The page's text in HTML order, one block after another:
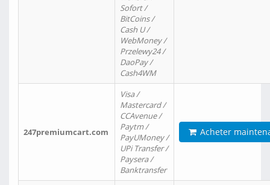
Sofort /
BitCoins /
Cash U /
WebMoney /
Przelewy24 /
DaoPay /
Cash4WM
247premiumcart.com
Visa /
Mastercard /
CCAvenue /
Paytm /
PayUMoney /
UPi Transfer /
Paysera /
Banktransfer
Acheter